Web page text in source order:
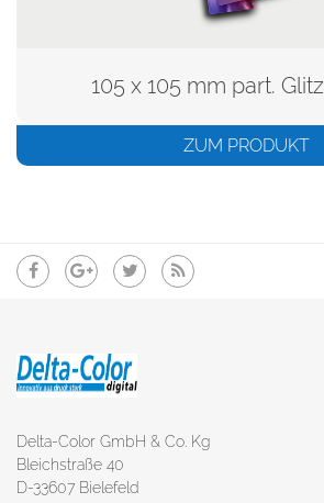
105 x 105 mm part.
ZUM PRODUKT
Delta-Color GmbH & Co. Kg
Bleichstraße 40
D-33607 Bielefeld